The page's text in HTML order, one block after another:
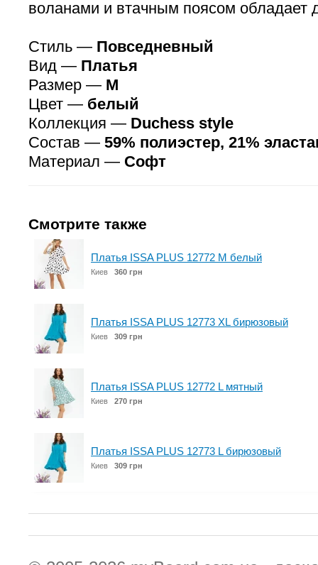
воланами и втачным поясом обладает
Стиль — Повседневный
Вид — Платья
Размер — M
Цвет — белый
Коллекция — Duchess style
Состав — 59% полиэстер, 21%
Материал — Софт
Смотрите также
Платья ISSA PLUS 12772 M белый
Киев 360 грн
Платья ISSA PLUS 12773 XL бирюзовый
Киев 309 грн
Платья ISSA PLUS 12772 L мятный
Киев 270 грн
Платья ISSA PLUS 12773 L бирюзовый
Киев 309 грн